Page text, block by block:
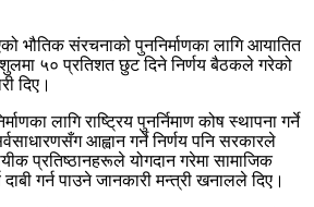
भौतिक संरचनाको पुननिर्माणका लागि आयातित
५० प्रतिशत छुट दिने निर्णय बैठकले गरेको
दिए।
लागि राष्ट्रिय पुनर्निमाण कोष स्थापना गर्ने
आह्वान गर्ने निर्णय पनि सरकारले
प्रतिष्ठानहरूले योगदान गरेमा सामाजिक
दाबी गर्न पाउने जानकारी मन्त्री खनालले दिए।